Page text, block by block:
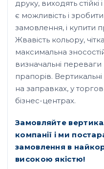
друку, виходять
є можливість і зробити
замовлення, і купити
Жвавість кольору,
максимальна
визначальні
прапорів.
на заправках, у
бізнес-центрах.
Замовляйте
компанії і ми
замовлення в
високою якістю!